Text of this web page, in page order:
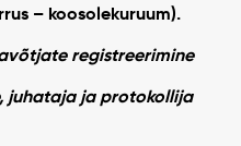
– koosolekuruum).
registreerimine
juhataja ja protokollija